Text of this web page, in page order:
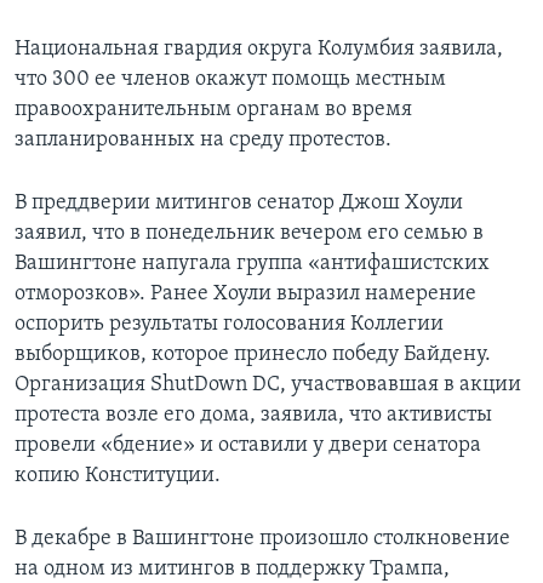
Национальная гвардия округа Колумбия заявила,
что 300 ее членов окажут помощь местным
правоохранительным органам во время
запланированных на среду протестов.
В преддверии митингов сенатор Джош Хоули
заявил, что в понедельник вечером его семью в
Вашингтоне напугала группа «антифашистских
отморозков». Ранее Хоули выразил намерение
оспорить результаты голосования Коллегии
выборщиков, которое принесло победу Байдену.
Организация ShutDown DC, участвовавшая в акции
протеста возле его дома, заявила, что активисты
провели «бдение» и оставили у двери сенатора
копию Конституции.
В декабре в Вашингтоне произошло столкновение
на одном из митингов в поддержку Трампа,